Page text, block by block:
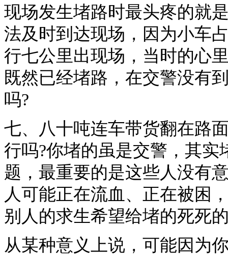
现场发生堵路时最头疼的就
法及时到达现场，因为小车
行七公里出现场，当时的心
既然已经堵路，在交警没有
吗?
七、八十吨连车带货翻在路
行吗?你堵的虽是交警，其
题，最重要的是这些人没有
人可能正在流血、正在被困
别人的求生希望给堵的死死
从某种意义上说，可能因为